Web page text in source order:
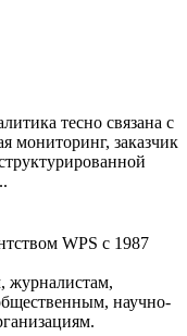
тесно связана с
мониторинг, заказчик
WPS с 1987
журналистам,
научно-